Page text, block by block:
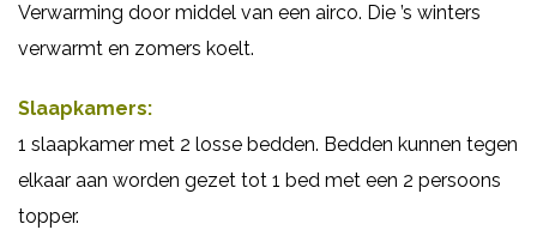
Verwarming door middel van een airco. Die ’s winters
verwarmt en zomers koelt.
Slaapkamers:
1 slaapkamer met 2 losse bedden. Bedden kunnen tegen
elkaar aan worden gezet tot 1 bed met een 2 persoons
topper.